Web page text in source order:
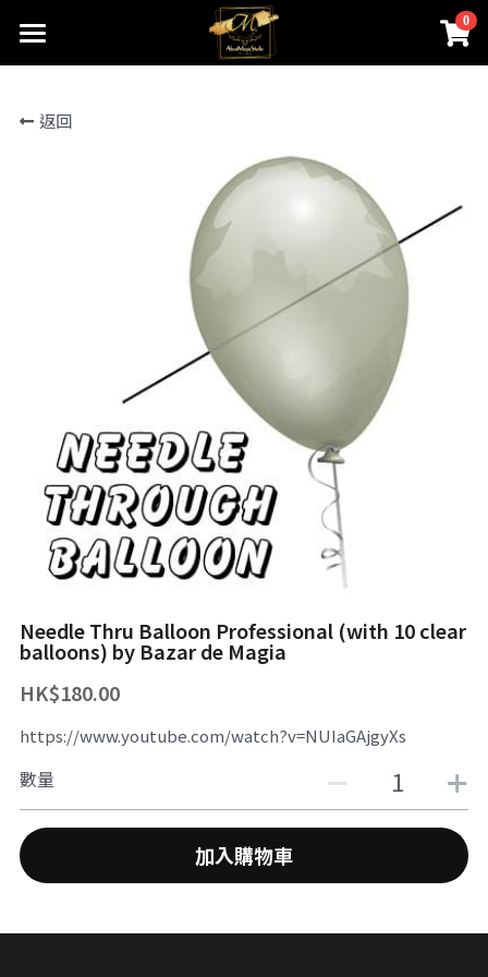
0
首頁
關於我們
ABOUTMAGIC團隊
James Ng Master Courses
一對一魔術訓練課程
Winners Circle
課程收費
近距離魔術課程
舞台魔術訓練課程
ZOOM 訓練課程
小一面試魔術培訓班
鄧鏡波書院 60鑽禧校慶
STEM魔術班
魔術表演
專業魔術表演
魔幻生日派對
婚禮魔術表演
中秋節及國慶
長者學苑-長幼共融計劃
企業員工魔術培訓/大型魔術道具租借
中國古彩戲法
過往活動相冊
主辦魔術活動
十八區之魔術市集
About Magic會員制
返回
Needle Thru Balloon Professional (with 10 clear
balloons) by Bazar de Magia
HK$180.00
https://www.youtube.com/watch?v=NUIaGAjgyXs
數量
加入購物車
×
商品分類
所有商品分類